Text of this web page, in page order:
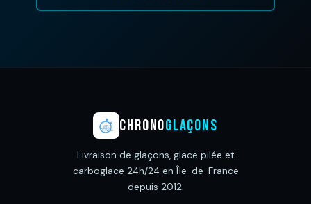
CHRONOGLAÇONS
Livraison de glaçons, glace pilée et
carboglace 24h/24 en Île-de-France
depuis 2012.